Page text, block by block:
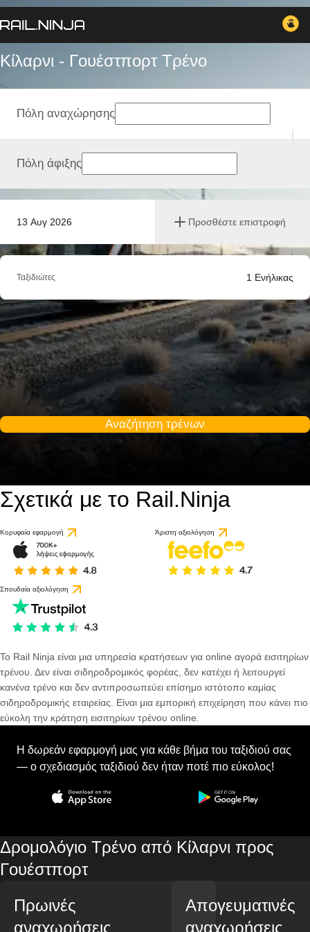
Κίλαρνι - Γουέστπορτ Tρένο
13 Αυγ 2026 Προσθέστε επιστροφή
Πόλη αναχώρησης
Πόλη άφιξης
Ταξιδιώτες 1 Ενήλικας
Αναζήτηση τρένων
Σχετικά με το Rail.Ninja
Κορυφαία εφαρμογή Άριστη αξιολόγηση
Σπουδαία αξιολόγηση
Το Rail Ninja είναι μια υπηρεσία κρατήσεων για online αγορά εισιτηρίων
τρένου. Δεν είναι σιδηροδρομικός φορέας, δεν κατέχει ή λειτουργεί
κανένα τρένο και δεν αντιπροσωπεύει επίσημο ιστότοπο καμίας
σιδηροδρομικής εταιρείας. Είναι μια εμπορική επιχείρηση που κάνει πιο
εύκολη την κράτηση εισιτηρίων τρένου online.
Η δωρεάν εφαρμογή μας για κάθε βήμα του ταξιδιού σας
— ο σχεδιασμός ταξιδιού δεν ήταν ποτέ πιο εύκολος!
Δρομολόγιο Τρένο από Κίλαρνι προς
Γουέστπορτ
Πρωινές
αναχωρήσεις
Απογευματινές
αναχωρήσεις